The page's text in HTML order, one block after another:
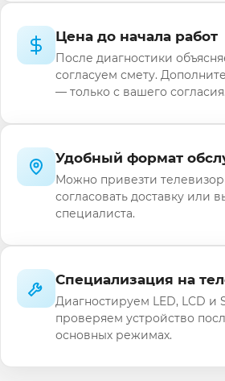
Цена до начала работ
После диагностики
согласуем смету.
— только с вашего согласия.
Удобный формат
Можно привезти
согласовать доставку или
специалиста.
Специализация на
Диагностируем LED, LCD и
проверяем устройство
основных режимах.